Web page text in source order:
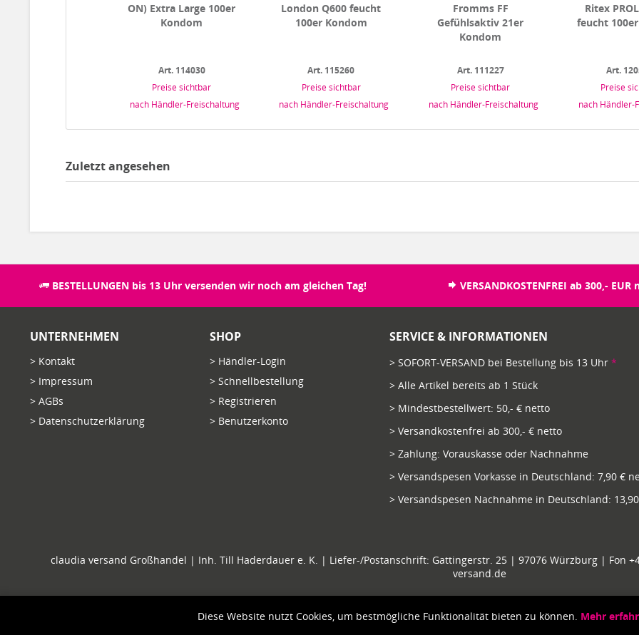
ON) Extra Large 100er
Kondom
Art. 114030
Preise sichtbar
nach Händler-Freischaltung
London Q600 feucht
100er Kondom
Art. 115260
Preise sichtbar
nach Händler-Freischaltung
Fromms FF
Gefühlsaktiv 21er
Kondom
Art. 111227
Preise sichtbar
nach Händler-Freischaltung
Ritex
feucht
Art.
Preise
nach Händler-
Zuletzt angesehen
BESTELLUNGEN bis 13 Uhr versenden wir noch am gleichen Tag! VERSANDKOSTENFREI ab 300,- EUR
UNTERNEHMEN
> Kontakt
> Impressum
> AGBs
> Datenschutzerklärung
SHOP
> Händler-Login
> Schnellbestellung
> Registrieren
> Benutzerkonto
SERVICE & INFORMATIONEN
> SOFORT-VERSAND bei Bestellung bis 13 Uhr *
> Alle Artikel bereits ab 1 Stück
> Mindestbestellwert: 50,- € netto
> Versandkostenfrei ab 300,- € netto
> Zahlung: Vorauskasse oder Nachnahme
> Versandspesen Vorkasse in Deutschland: 7,90 €
> Versandspesen Nachnahme in Deutschland:
claudia versand Großhandel | Inh. Till Haderdauer e. K. | Liefer-/Postanschrift: Gattingerstr. 25 | 97076 Würzburg | Fon
versand.de
Diese Website nutzt Cookies, um bestmögliche Funktionalität bieten zu können. Mehr